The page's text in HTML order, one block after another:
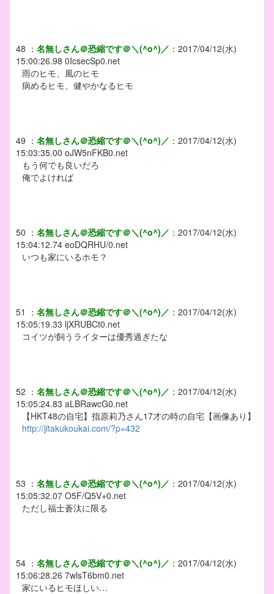
48 ： 名無しさん＠恐縮です＠＼(^o^)／ ： 2017/04/12(水)
15:00:26.98 0IcsecSp0.net
雨のヒモ、風のヒモ
病めるヒモ、健やかなるヒモ
49 ： 名無しさん＠恐縮です＠＼(^o^)／ ： 2017/04/12(水)
15:03:35.00 oJW5nFKB0.net
もう何でも良いだろ
俺でよければ
50 ： 名無しさん＠恐縮です＠＼(^o^)／ ： 2017/04/12(水)
15:04:12.74 eoDQRHU/0.net
いつも家にいるホモ？
51 ： 名無しさん＠恐縮です＠＼(^o^)／ ： 2017/04/12(水)
15:05:19.33 ljXRUBCt0.net
コイツが飼うライターは優秀過ぎたな
52 ： 名無しさん＠恐縮です＠＼(^o^)／ ： 2017/04/12(水)
15:05:24.83 aLBRawcG0.net
【HKT48の自宅】指原莉乃さん17才の時の自宅【画像あり】
http://jitakukoukai.com/?p=432
53 ： 名無しさん＠恐縮です＠＼(^o^)／ ： 2017/04/12(水)
15:05:32.07 O5F/Q5V+0.net
ただし福士蒼汰に限る
54 ： 名無しさん＠恐縮です＠＼(^o^)／ ： 2017/04/12(水)
15:06:28.26 7wlsT6bm0.net
家にいるヒモほしい…